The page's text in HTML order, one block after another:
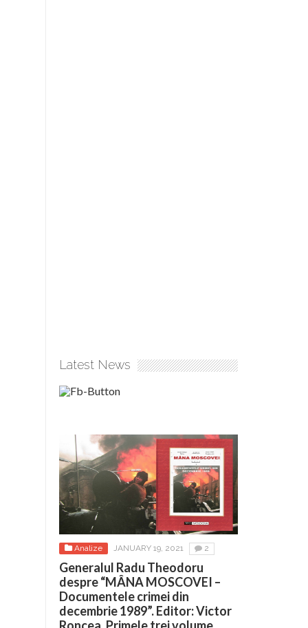
Latest News
Analize JANUARY 19, 2021 2
Generalul Radu Theodoru
despre “MÂNA MOSCOVEI –
Documentele crimei din
decembrie 1989”. Editor: Victor